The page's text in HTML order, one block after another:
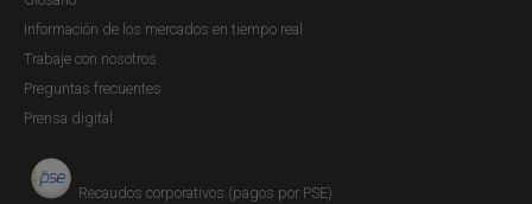
Información de los mercados en tiempo real
Trabaje con nosotros
Preguntas frecuentes
Prensa digital
Recaudos corporativos (pagos por PSE)